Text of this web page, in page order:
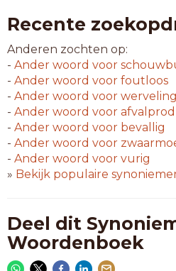
Recente
Anderen zochten op:
- Ander woord voor
- Ander woord voor foutloos
- Ander woord voor werveling
- Ander woord voor
- Ander woord voor bevallig
- Ander woord voor
- Ander woord voor vurig
» Bekijk populaire
Deel dit
Woordenboek